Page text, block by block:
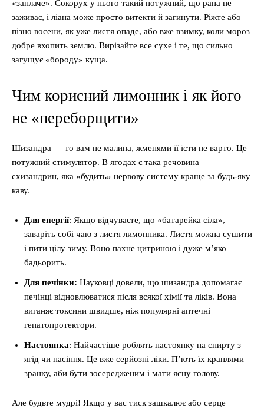
«заплаче». Сокорух у нього такий потужний, що рана не
заживає, і ліана може просто витекти й загинути. Ріжте або
пізно восени, як уже листя опаде, або вже взимку, коли мороз
добре вхопить землю. Вирізайте все сухе і те, що сильно
загущує «бороду» куща.
Чим корисний лимонник і як його
не «переборщити»
Шизандра — то вам не малина, жменями її їсти не варто. Це
потужний стимулятор. В ягодах є така речовина —
схизандрин, яка «будить» нервову систему краще за будь-яку
каву.
Для енергії: Якщо відчуваєте, що «батарейка сіла»,
заваріть собі чаю з листя лимонника. Листя можна сушити
і пити цілу зиму. Воно пахне цитриною і дуже м’яко
бадьорить.
Для печінки: Науковці довели, що шизандра допомагає
печінці відновлюватися після всякої хімії та ліків. Вона
виганяє токсини швидше, ніж популярні аптечні
гепатопротектори.
Настоянка: Найчастіше роблять настоянку на спирту з
ягід чи насіння. Це вже серйозні ліки. П’ють їх краплями
зранку, аби бути зосередженим і мати ясну голову.
Але будьте мудрі! Якщо у вас тиск зашкалює або серце